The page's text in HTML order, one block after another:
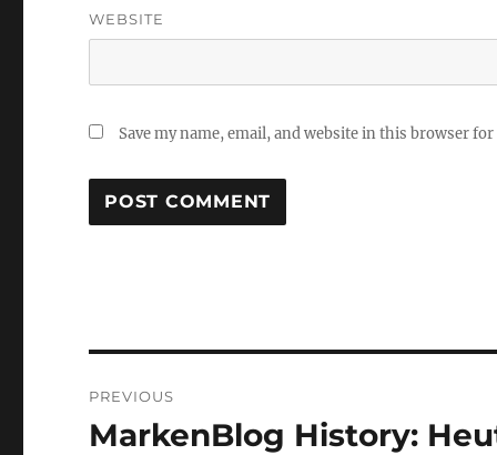
WEBSITE
Save my name, email, and website in this browser
navigation
PREVIOUS
Previous
MarkenBlog History: